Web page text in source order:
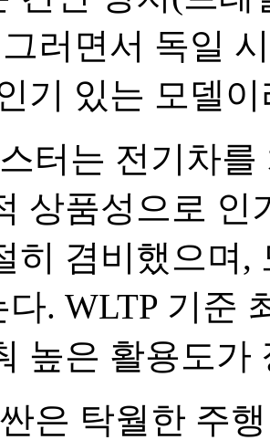
러면서 독일
기 있는 모델
터는 전기차
상품성으로 인
히 겸비했으며,
. WLTP 기준
높은 활용도가
은 탁월한 주